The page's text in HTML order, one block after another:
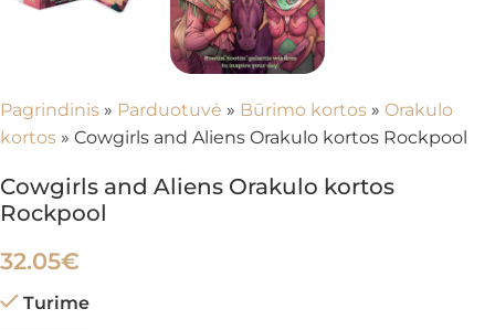
Pagrindinis » Parduotuvė » Būrimo kortos » Orakulo
kortos » Cowgirls and Aliens Orakulo kortos Rockpool
Cowgirls and Aliens Orakulo kortos
Rockpool
32.05€
Turime